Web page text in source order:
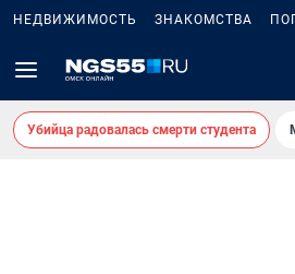
НЕДВИЖИМОСТЬ ЗНАКОМСТВА
Убийца радовалась смерти студента